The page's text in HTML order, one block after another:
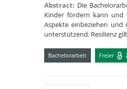
Abstract: Die
Kinder fördern kann und
Aspekte einbeziehen
unterstützend. Resilienz
Bachelorarbeit Freier